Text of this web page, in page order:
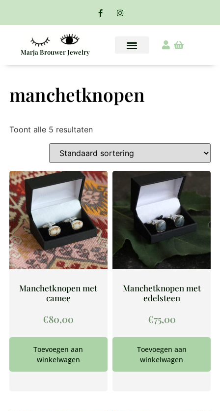
Marja Brouwer Jewelry
manchetknopen
Toont alle 5 resultaten
Manchetknopen met
camee
€80,00
Toevoegen aan
winkelwagen
Manchetknopen met
edelsteen
€75,00
Toevoegen aan
winkelwagen